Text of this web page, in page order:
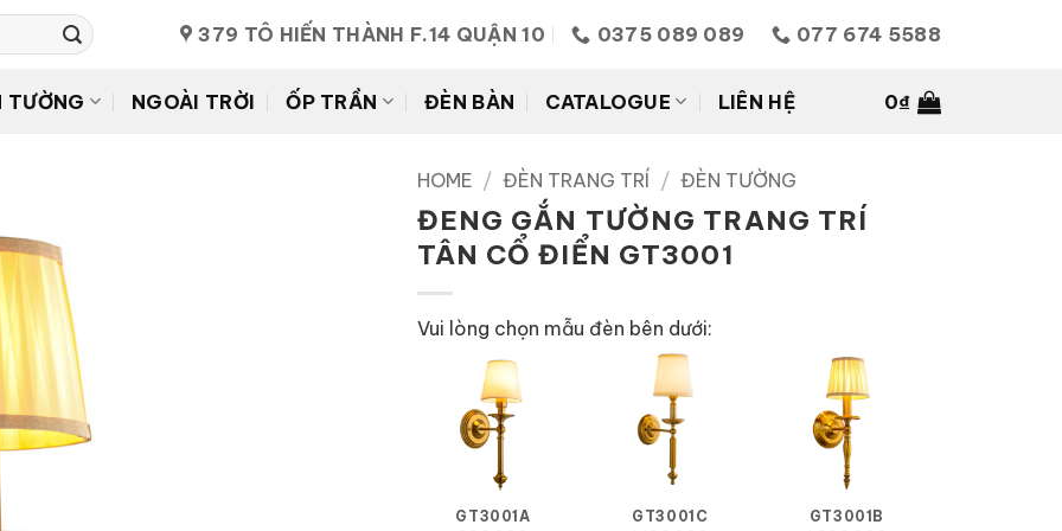
379 TÔ HIẾN THÀNH F.14 QUẬN 10 0375 089 089 077 674 5588
TƯỜNG NGOÀI TRỜI ỐP TRẦN ĐÈN BÀN CATALOGUE LIÊN HỆ 0₫
HOME / ĐÈN TRANG TRÍ / ĐÈN TƯỜNG
ĐENG GẮN TƯỜNG TRANG TRÍ
TÂN CỔ ĐIỂN GT3001
Vui lòng chọn mẫu đèn bên dưới:
GT3001A GT3001C GT3001B